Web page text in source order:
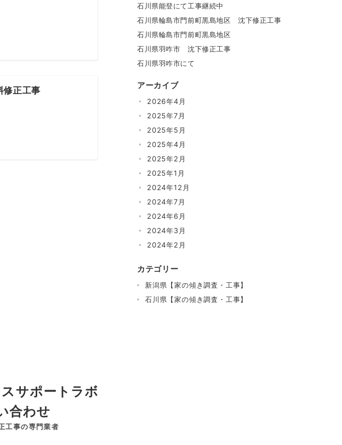
修正工事
石川県能登にて工事継続中
石川県輪島市門前町黒島地区 沈下修正工事
石川県輪島市門前町黒島地区
石川県羽咋市 沈下修正工事
石川県羽咋市にて
アーカイブ
2026年4月
2025年7月
2025年5月
2025年4月
2025年2月
2025年1月
2024年12月
2024年7月
2024年6月
2024年3月
2024年2月
カテゴリー
新潟県【家の傾き調査・工事】
石川県【家の傾き調査・工事】
サポートラボ
合わせ
工事の専門業者